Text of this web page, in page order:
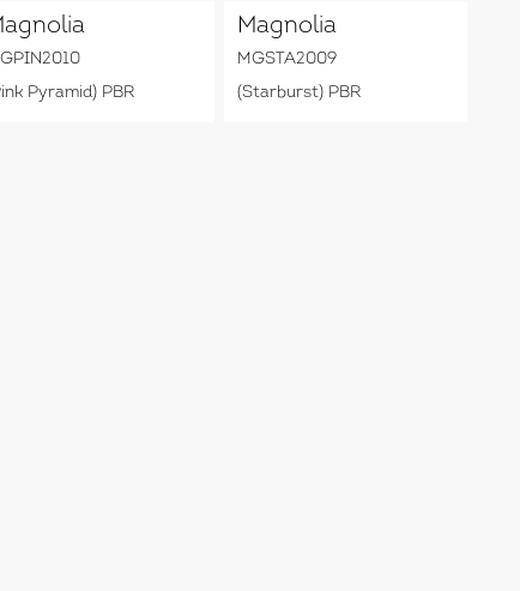
Pyramid) PBR
Magnolia
MGSTA2009
(Starburst) PBR